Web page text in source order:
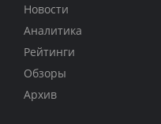
Новости
Аналитика
Рейтинги
Обзоры
Архив